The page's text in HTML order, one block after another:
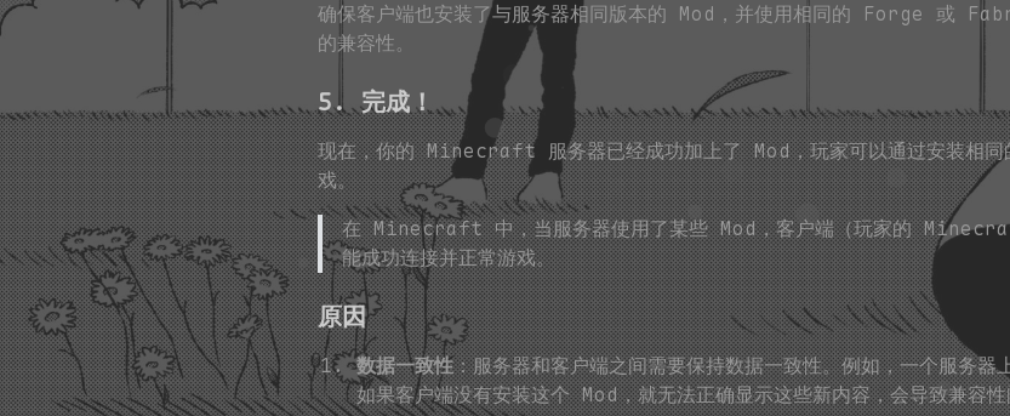
确保客户端也安装了与服务器相同版本的 Mod，并使用相同的 Forge 或
的兼容性。
5. 完成！
现在，你的 Minecraft 服务器已经成功加上了 Mod，玩家可以通过安装相同
戏。
在 Minecraft 中，当服务器使用了某些 Mod，客户端（玩家的
能成功连接并正常游戏。
原因
数据一致性：服务器和客户端之间需要保持数据一致性。例如，一个服务
如果客户端没有安装这个 Mod，就无法正确显示这些新内容，会导致兼容性